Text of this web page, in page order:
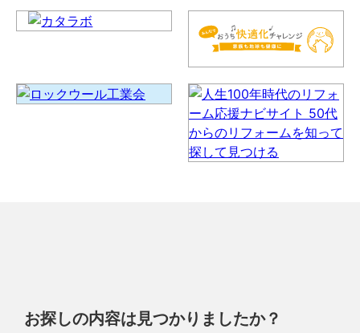
お探しの内容は見つかりましたか？